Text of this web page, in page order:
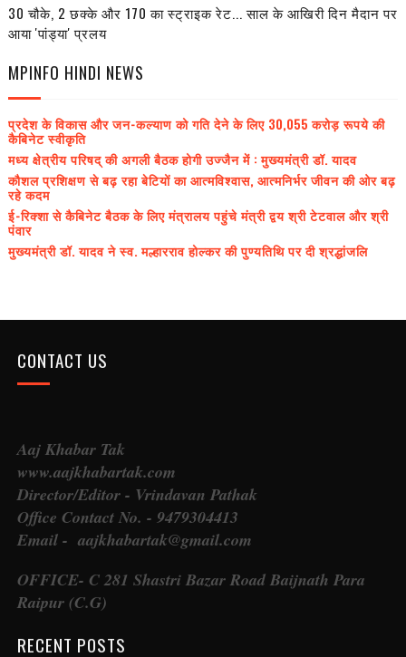
30 चौके, 2 छक्के और 170 का स्ट्राइक रेट... साल के आखिरी दिन मैदान पर
आया 'पांड्या' प्रलय
MPINFO HINDI NEWS
प्रदेश के विकास और जन-कल्याण को गति देने के लिए 30,055 करोड़ रूपये की
कैबिनेट स्वीकृति
मध्य क्षेत्रीय परिषद् की अगली बैठक होगी उज्जैन में : मुख्यमंत्री डॉ. यादव
कौशल प्रशिक्षण से बढ़ रहा बेटियों का आत्मविश्वास, आत्मनिर्भर जीवन की ओर बढ़
रहे कदम
ई-रिक्शा से कैबिनेट बैठक के लिए मंत्रालय पहुंचे मंत्री द्वय श्री टेटवाल और श्री
पंवार
मुख्यमंत्री डॉ. यादव ने स्व. मल्हारराव होल्कर की पुण्यतिथि पर दी श्रद्धांजलि
CONTACT US
Aaj Khabar Tak
www.aajkhabartak.com
Director/Editor - Vrindavan Pathak
Office Contact No. - 9479304413
Email - aajkhabartak@gmail.com
OFFICE- C 281 Shastri Bazar Road Baijnath Para
Raipur (C.G)
RECENT POSTS